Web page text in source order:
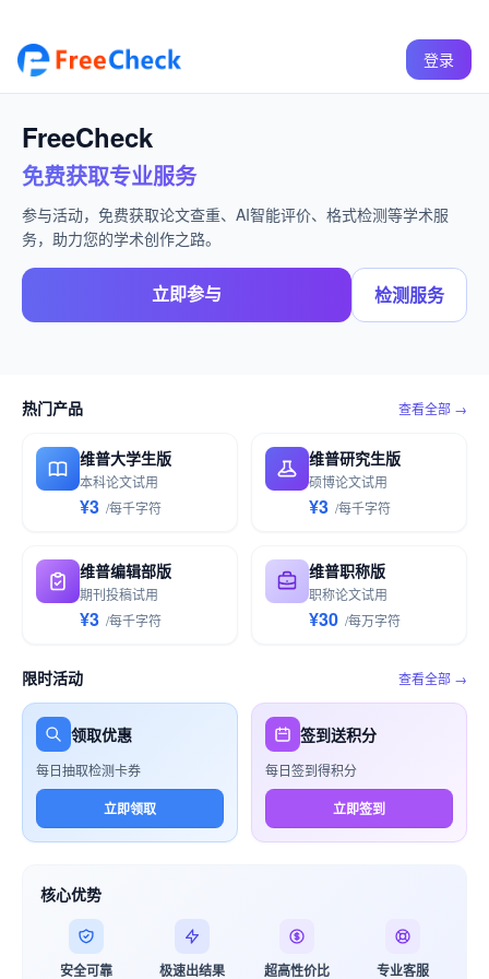
登录
FreeCheck
免费获取专业服务
参与活动，免费获取论文查重、AI智能评价、格式检测等学术服
务，助力您的学术创作之路。
立即参与 检测服务
热门产品 查看全部 →
维普大学生版
本科论文试用
¥3 /每千字符
维普研究生版
硕博论文试用
¥3 /每千字符
维普编辑部版
期刊投稿试用
¥3 /每千字符
维普职称版
职称论文试用
¥30 /每万字符
限时活动 查看全部 →
领取优惠
每日抽取检测卡券
立即领取
签到送积分
每日签到得积分
立即签到
核心优势
安全可靠 极速出结果 超高性价比 专业客服